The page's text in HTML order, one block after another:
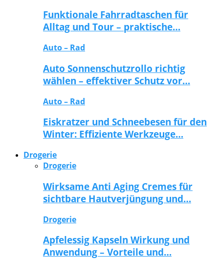
Funktionale Fahrradtaschen für
Alltag und Tour – praktische…
Auto – Rad
Auto Sonnenschutzrollo richtig
wählen – effektiver Schutz vor…
Auto – Rad
Eiskratzer und Schneebesen für den
Winter: Effiziente Werkzeuge…
Drogerie
Drogerie
Wirksame Anti Aging Cremes für
sichtbare Hautverjüngung und…
Drogerie
Apfelessig Kapseln Wirkung und
Anwendung – Vorteile und…